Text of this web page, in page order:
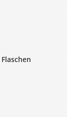
Flaschen